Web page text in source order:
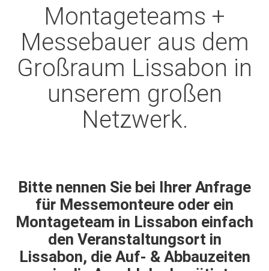
Montageteams +
Messebauer aus dem
Großraum Lissabon in
unserem großen
Netzwerk.
Bitte nennen Sie bei Ihrer Anfrage
für Messemonteure oder ein
Montageteam in Lissabon einfach
den Veranstaltungsort in
Lissabon, die Auf- & Abbauzeiten